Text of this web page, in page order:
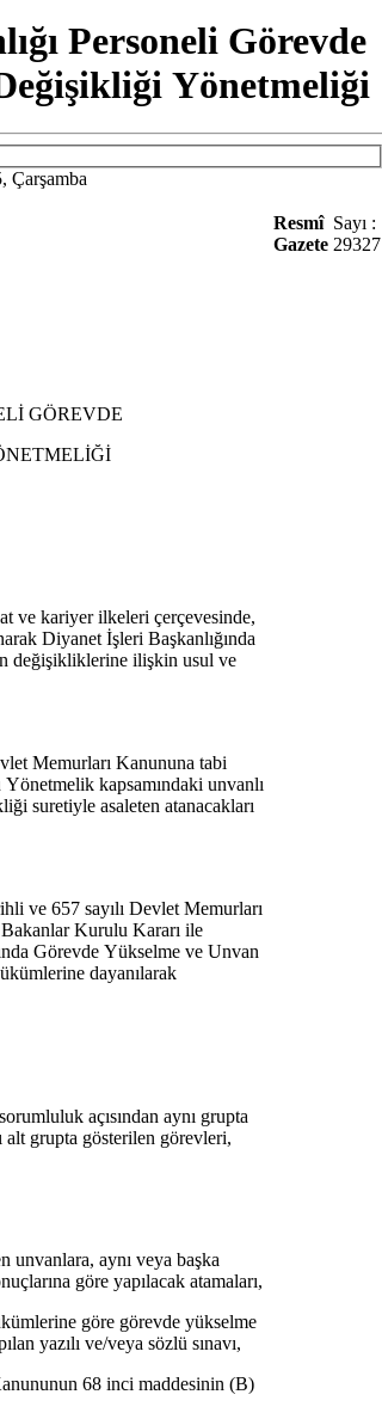
Personeli Görevde
Yönetmeliği
Çarşamba
Resmî
Gazete
Sayı :
29327
GÖREVDE
ve kariyer ilkeleri çerçevesinde,
Diyanet İşleri Başkanlığında
değişikliklerine ilişkin usul ve
Memurları Kanununa tabi
kapsamındaki unvanlı
suretiyle asaleten atanacakları
ve 657 sayılı Devlet Memurları
Kurulu Kararı ile
Görevde Yükselme ve Unvan
dayanılarak
açısından aynı grupta
alt grupta gösterilen görevleri,
aynı veya başka
göre yapılacak atamaları,
göre görevde yükselme
yazılı ve/veya sözlü sınavı,
68 inci maddesinin (B)